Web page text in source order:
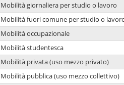
Mobilità giornaliera per studio o lavoro
Mobilità fuori comune per studio o
Mobilità occupazionale
Mobilità studentesca
Mobilità privata (uso mezzo privato)
Mobilità pubblica (uso mezzo collettivo)